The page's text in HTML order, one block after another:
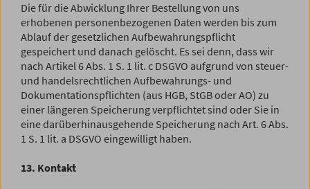
Die für die Abwicklung Ihrer Bestellung von uns
erhobenen personenbezogenen Daten werden bis zum
Ablauf der gesetzlichen Aufbewahrungspflicht
gespeichert und danach gelöscht. Es sei denn, dass wir
nach Artikel 6 Abs. 1 S. 1 lit. c DSGVO aufgrund von steuer-
und handelsrechtlichen Aufbewahrungs- und
Dokumentationspflichten (aus HGB, StGB oder AO) zu
einer längeren Speicherung verpflichtet sind oder Sie in
eine darüberhinausgehende Speicherung nach Art. 6 Abs.
1 S. 1 lit. a DSGVO eingewilligt haben.
13. Kontakt